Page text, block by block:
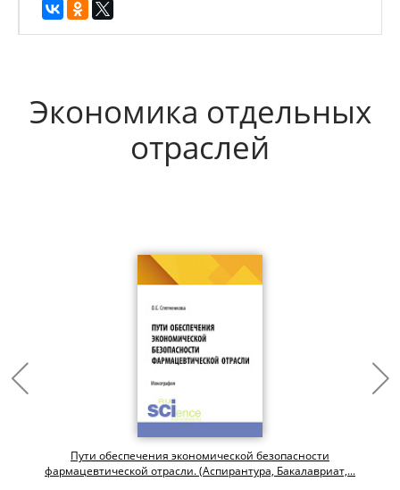
Экономика отдельных
отраслей
Пути обеспечения экономической безопасности
фармацевтической отрасли. (Аспирантура, Бакалавриат,...